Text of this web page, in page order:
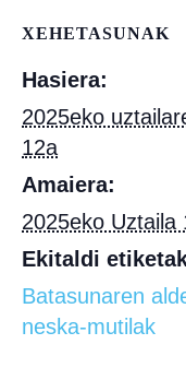
XEHETASUNAK
Hasiera:
2025eko
12a
Amaiera:
2025eko Uztaila
Ekitaldi
Batasunaren
neska-mutilak